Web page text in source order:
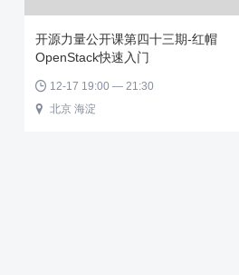
开源力量公开课第四十三期-红帽
OpenStack快速入门
 12-17 19:00 — 21:30
 北京 海淀